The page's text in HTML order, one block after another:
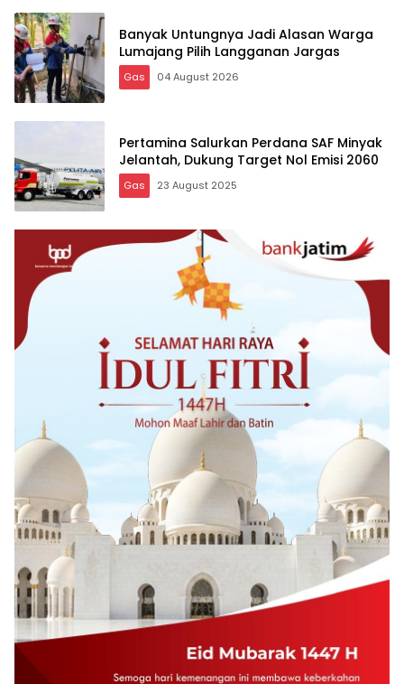
Banyak Untungnya Jadi Alasan Warga
Lumajang Pilih Langganan Jargas
Gas 04 August 2026
Pertamina Salurkan Perdana SAF Minyak
Jelantah, Dukung Target Nol Emisi 2060
Gas 23 August 2025